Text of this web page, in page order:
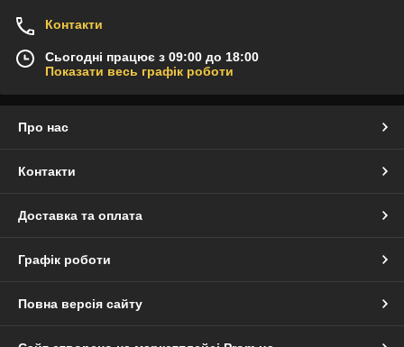
Контакти
Сьогодні працює з 09:00 до 18:00
Показати весь графік роботи
Про нас
Контакти
Доставка та оплата
Графік роботи
Повна версія сайту